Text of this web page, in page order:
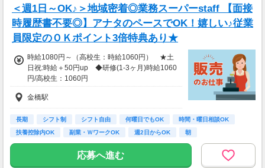
＜週1日～OK♪＞地域密着◎業務スーパーstaff 【面接
時履歴書不要◎】アナタのペースでOK！嬉しい♪従業
員限定のＯＫポイント3倍特典あり★
時給1080円～（高校生：時給1060円） ★土
日祝:時給＋50円up ◆研修(1-3ヶ月)時給1060
円/高校生：1060円
金橋駅
長期 シフト制 シフト自由 何曜日でもOK
時間・曜日相談OK
扶養控除内OK
副業・ＷワークOK 週2日からOK 朝
応募へ進む